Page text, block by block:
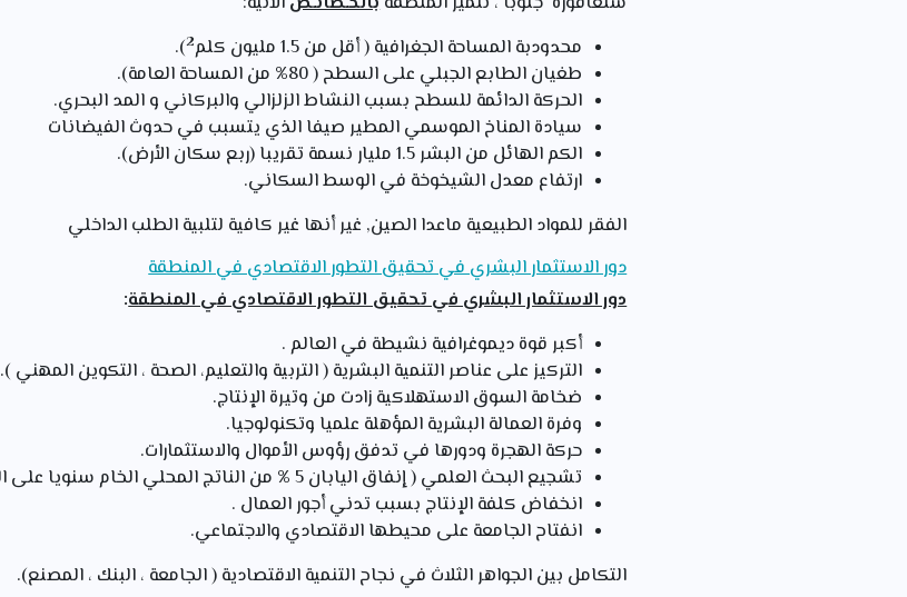
محدودبة المساحة الجغرافية ( أقل من 1.5 مليون كلم
2
).
طغيان الطابع الجبلي على السطح ( 80% من المساحة العامة).
الحركة الدائمة للسطح بسبب النشاط الزلزالي والبركاني و المد البحري.
سيادة المناخ الموسمي المطير صيفا الذي يتسبب في حدوث الفيضانات
الكم الهائل من البشر 1.5 مليار نسمة تقريبا (ربع سكان الأرض).
ارتفاع معدل الشيخوخة في الوسط السكاني.
الفقر للمواد الطبيعية ماعدا الصين, غير أنها غير كافية لتلبية الطلب الداخلي
دور الاستثمار البشري في تحقيق التطور الاقتصادي في المنطقة
دور الاستثمار البشري في تحقيق التطور الاقتصادي في المنطقة:
أكبر قوة ديموغرافية نشيطة في العالم .
التركيز على عناصر التنمية البشرية ( التربية والتعليم، الصحة ، التكوين المهني ).
ضخامة السوق الاستهلاكية زادت من وتيرة الإنتاج.
وفرة العمالة البشرية المؤهلة علميا وتكنولوجيا.
حركة الهجرة ودورها في تدفق رؤوس الأموال والاستثمارات.
تشجيع البحث العلمي ( إنفاق اليابان 5 % من الناتج المحلي الخام سنويا على البحث العلمي).
انخفاض كلفة الإنتاج بسبب تدني أجور العمال .
انفتاح الجامعة على محيطها الاقتصادي والاجتماعي.
التكامل بين الجواهر الثلاث في نجاح التنمية الاقتصادية ( الجامعة ، البنك ، المصنع).